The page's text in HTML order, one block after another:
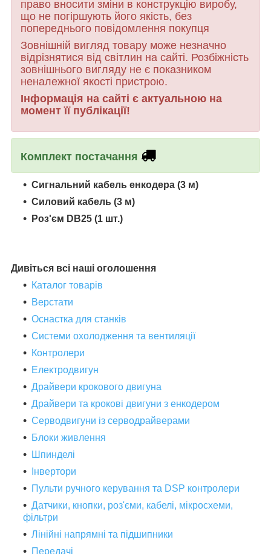
право вносити зміни в конструкцію виробу,
що не погіршують його якість, без
попереднього повідомлення покупця
Зовнішній вигляд товару може незначно
відрізнятися від світлин на сайті. Розбіжність
зовнішнього вигляду не є показником
неналежної якості пристрою.
Інформація на сайті є актуальною на
момент її публікації!
Комплект постачання
Сигнальний кабель енкодера (3 м)
Силовий кабель (3 м)
Роз'єм DB25 (1 шт.)
Дивіться всі наші оголошення
Каталог товарів
Верстати
Оснастка для станків
Системи охолодження та вентиляції
Контролери
Електродвигун
Драйвери крокового двигуна
Драйвери та крокові двигуни з енкодером
Серводвигуни із серводрайверами
Блоки живлення
Шпинделі
Інвертори
Пульти ручного керування та DSP контролери
Датчики, кнопки, роз'єми, кабелі, мікросхеми,
фільтри
Лінійні напрямні та підшипники
Передачі